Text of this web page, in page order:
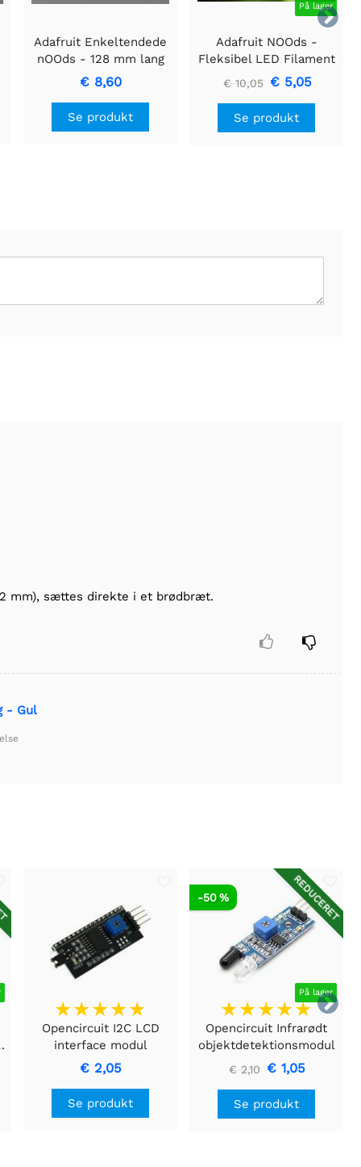

Adafruit Enkeltendede
nOOds - 128 mm lang
fleksibel LED-glødetråd
€ 8,60
Se produkt
På lager
Adafruit NOOds -
Fleksibel LED Filament
- 3V 300mm lang -
Limegrøn
€ 10,05 € 5,05
Se produkt
mm), sættes direkte i et brødbræt.
 
- Gul

Opencircuit I2C LCD
interface modul
€ 2,05
Se produkt
REDUCERET
På lager
-50 %
Opencircuit Infrarødt
objektdetektionsmodul
€ 2,10 € 1,05
Se produkt